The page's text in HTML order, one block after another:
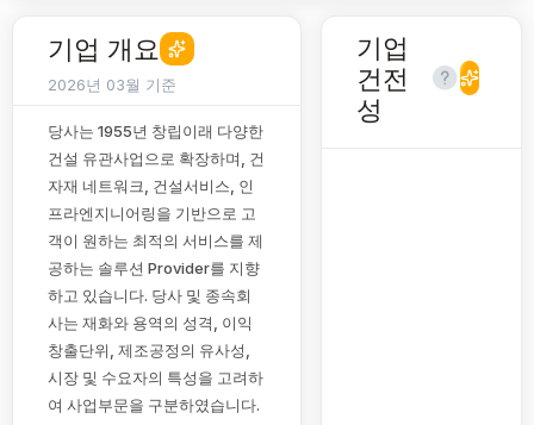
기업 개요
2026년 03월 기준
당사는 1955년 창립이래 다양한
건설 유관사업으로 확장하며, 건
자재 네트워크, 건설서비스, 인
프라엔지니어링을 기반으로 고
객이 원하는 최적의 서비스를 제
공하는 솔루션 Provider를 지향
하고 있습니다. 당사 및 종속회
사는 재화와 용역의 성격, 이익
창출단위, 제조공정의 유사성,
시장 및 수요자의 특성을 고려하
여 사업부문을 구분하였습니다.
기업
건전
성